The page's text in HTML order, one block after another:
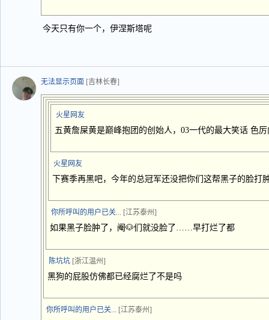
今天只有你一个，伊涅斯塔呢
无法显示页面 [吉林长春]
火星网友
五黄詹屎黄是巅峰抱团的创始人，03一代的最大笑话 色
火星网友
下赛季再黑吧，今年的总冠军还没把你们这帮黑子的脸打
你所呼叫的用户已关... [江苏泰州]
如果黑子脸肿了，阉🐶们就没脸了……早打烂了都
陈坑坑 [浙江温州]
黑狗的屁股仿佛都已经腐烂了不是吗
你所呼叫的用户已关... [江苏泰州]